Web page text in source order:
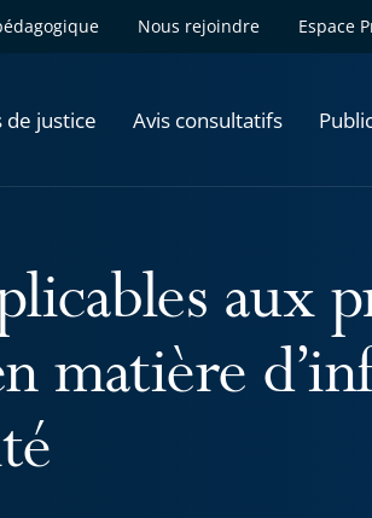
Nous rejoindre Espace
de justice Avis consultatifs
aux
matière